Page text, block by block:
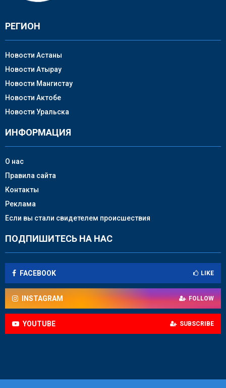
РЕГИОН
Новости Астаны
Новости Атырау
Новости Мангистау
Новости Актобе
Новости Уральска
ИНФОРМАЦИЯ
О нас
Правила сайта
Контакты
Реклама
Если вы стали свидетелем происшествия
ПОДПИШИТЕСЬ НА НАС
FACEBOOK LIKE
INSTAGRAM FOLLOW
YOUTUBE SUBSCRIBE